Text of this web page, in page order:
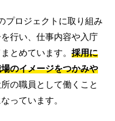
プロジェクトに取り組み
行い、仕事内容や入庁
とめています。採用に
のイメージをつかみや
の職員として働くこと
っています。